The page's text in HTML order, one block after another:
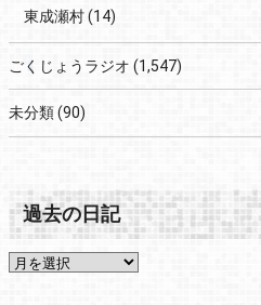
東成瀬村(14)
ごくじょうラジオ (1,547)
未分類(90)
過去の日記